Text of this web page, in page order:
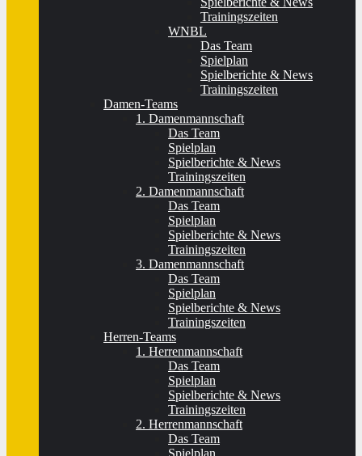
Trainingszeiten
WNBL
Das Team
Spielplan
Spielberichte & News
Trainingszeiten
Damen-Teams
1. Damenmannschaft
Das Team
Spielplan
Spielberichte & News
Trainingszeiten
2. Damenmannschaft
Das Team
Spielplan
Spielberichte & News
Trainingszeiten
3. Damenmannschaft
Das Team
Spielplan
Spielberichte & News
Trainingszeiten
Herren-Teams
1. Herrenmannschaft
Das Team
Spielplan
Spielberichte & News
Trainingszeiten
2. Herrenmannschaft
Das Team
Spielplan